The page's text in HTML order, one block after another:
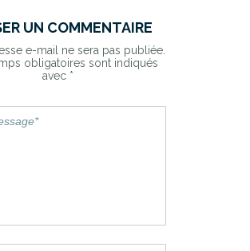
UN COMMENTAIRE
e-mail ne sera pas publiée.
obligatoires sont indiqués
avec *